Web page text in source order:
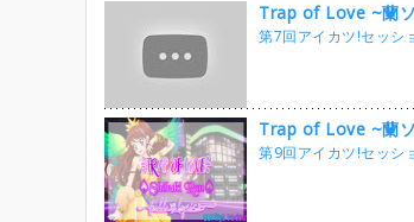
Trap of Love ~蘭
第7回アイカツ!セッ
Trap of Love ~蘭
第9回アイカツ!セッ